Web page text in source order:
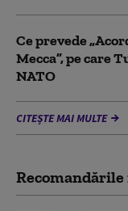
Ce prevede
Mecca”, pe care
NATO
CITEȘTE MAI MULTE